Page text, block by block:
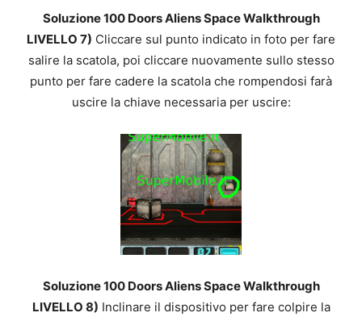
Soluzione 100 Doors Aliens Space Walkthrough
LIVELLO 7) Cliccare sul punto indicato in foto per fare
salire la scatola, poi cliccare nuovamente sullo stesso
punto per fare cadere la scatola che rompendosi farà
uscire la chiave necessaria per uscire:
Soluzione 100 Doors Aliens Space Walkthrough
LIVELLO 8) Inclinare il dispositivo per fare colpire la